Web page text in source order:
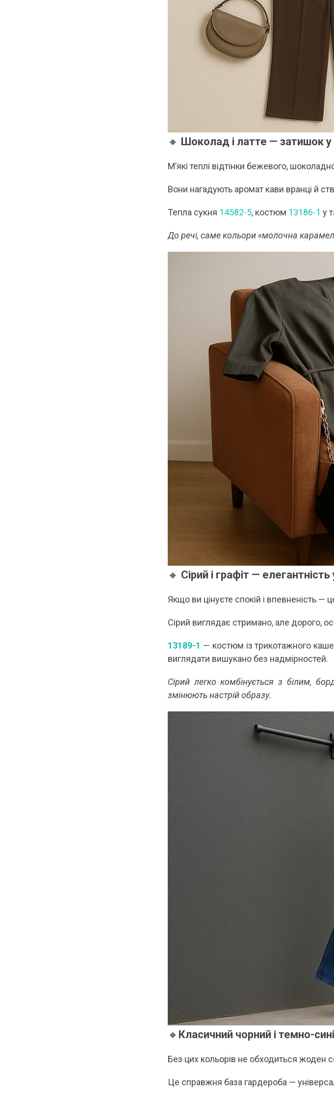
🔸 Шоколад і латте — затишок у
М’які теплі відтінки бежевого,
Вони нагадують аромат кави вранці й
Тепла сукня 14582-5, костюм 13186-1 у
До речі, саме кольори «молочна
🔸 Сірий і графіт — елегантність
Якщо ви цінуєте спокій і впевненість —
Сірий виглядає стримано, але дорого,
13189-1 — костюм із трикотажного
виглядати вишукано без надмірностей.
Сірий легко комбінується з білим,
змінюють настрій образу.
🔸 Класичний чорний і темно-
Без цих кольорів не обходиться жоден
Це справжня база гардероба —